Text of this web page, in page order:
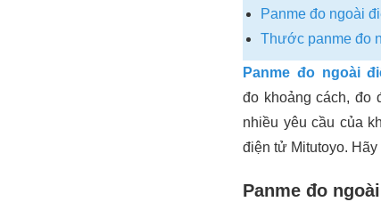
Panme đo ngoài
Thước panme đo
Panme đo ngoài
đo khoảng cách, đo
nhiều yêu cầu của
điện tử Mitutoyo.
Panme đo